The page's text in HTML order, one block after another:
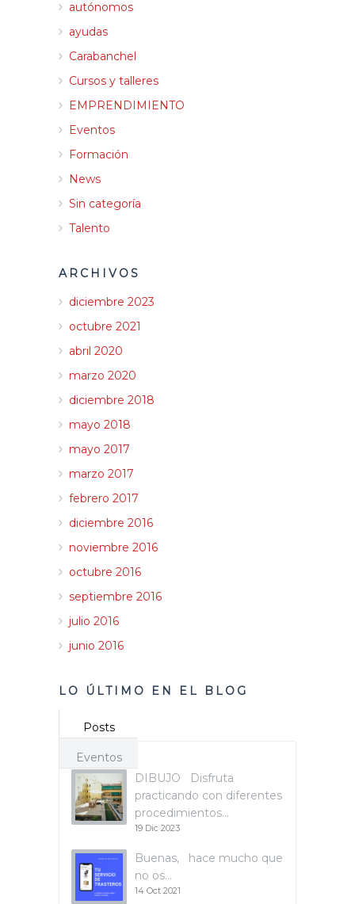
autónomos
ayudas
Carabanchel
Cursos y talleres
EMPRENDIMIENTO
Eventos
Formación
News
Sin categoría
Talento
ARCHIVOS
diciembre 2023
octubre 2021
abril 2020
marzo 2020
diciembre 2018
mayo 2018
mayo 2017
marzo 2017
febrero 2017
diciembre 2016
noviembre 2016
octubre 2016
septiembre 2016
julio 2016
junio 2016
LO ÚLTIMO EN EL BLOG
Posts
Eventos
DIBUJO Disfruta
practicando con diferentes
procedimientos…
19 Dic 2023
Buenas, hace mucho que
no os…
14 Oct 2021